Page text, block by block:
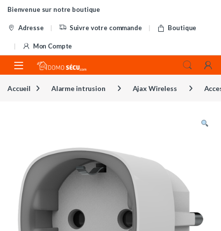
Skip to navigation
Skip to content
Bienvenue sur notre boutique
Adresse Suivre votre commande Boutique
Mon Compte
Accueil Alarme intrusion Ajax Wireless